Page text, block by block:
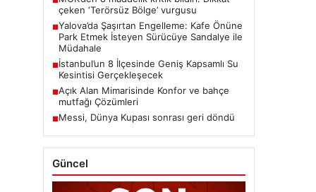
çeken ‘Terörsüz Bölge’ vurgusu
■Yalova’da Şaşırtan Engelleme: Kafe Önüne
Park Etmek İsteyen Sürücüye Sandalye ile
Müdahale
■İstanbul’un 8 İlçesinde Geniş Kapsamlı Su
Kesintisi Gerçekleşecek
■Açık Alan Mimarisinde Konfor ve bahçe
mutfağı Çözümleri
■Messi, Dünya Kupası sonrası geri döndü
Güncel